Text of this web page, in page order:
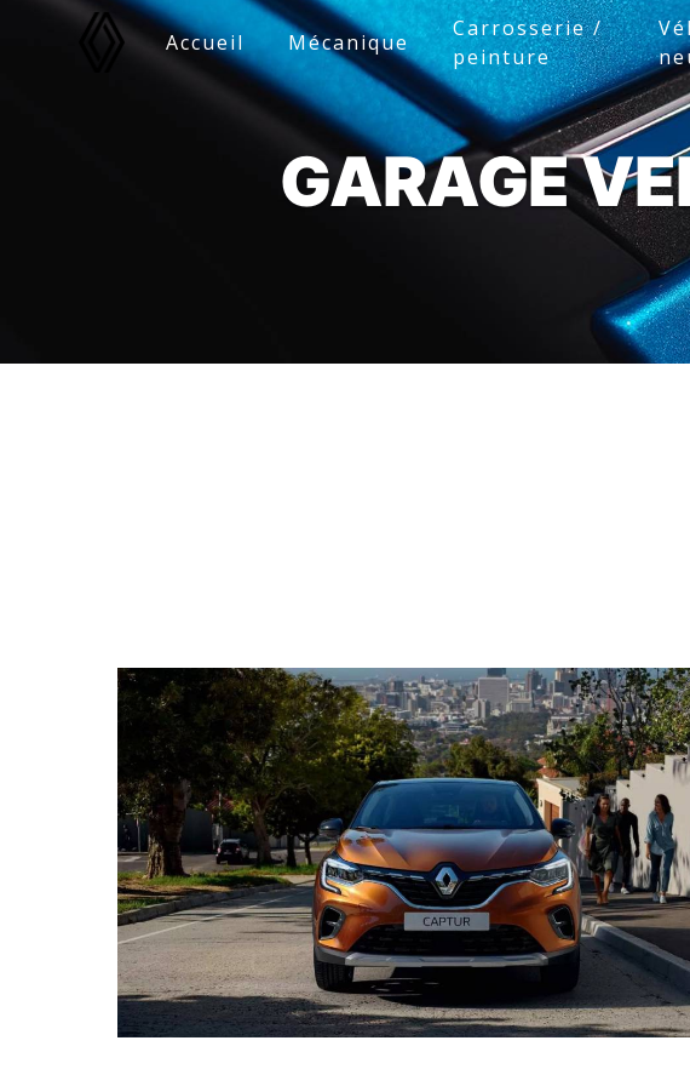
Panneau de gestion des cookies
Accueil Mécanique
Carrosserie /
peinture
GARAGE